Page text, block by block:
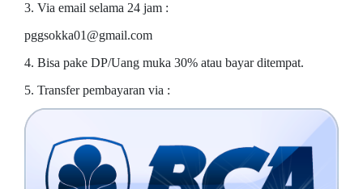
3. Via email selama 24 jam :
pggsokka01@gmail.com
4. Bisa pake DP/Uang muka 30% atau bayar ditempat.
5. Transfer pembayaran via :